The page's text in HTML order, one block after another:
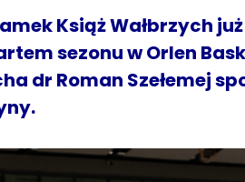
Książ Wałbrzych
sezonu w Orlen
dr Roman Szełemej